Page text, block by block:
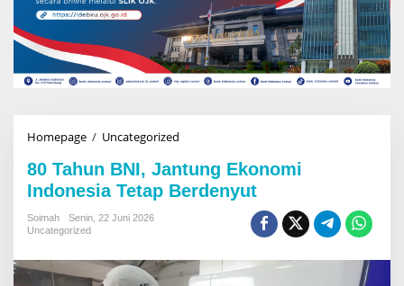
Homepage / Uncategorized
T
a
h
N
80 Tahun BNI, Jantung Ekonomi
Indonesia Tetap Berdenyut
Soimah
Senin, 22 Juni 2026
Uncategorized